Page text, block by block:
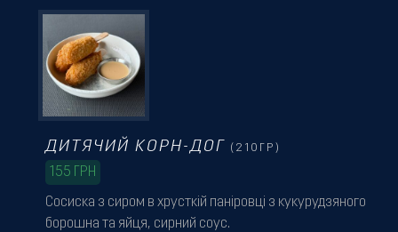
Сосиска з сиром в хрусткій паніровці з кукурудзяного
борошна та яйця, сирний соус.
ДИТЯЧИЙ КОРН-ДОГ (210ГР)
155 ГРН